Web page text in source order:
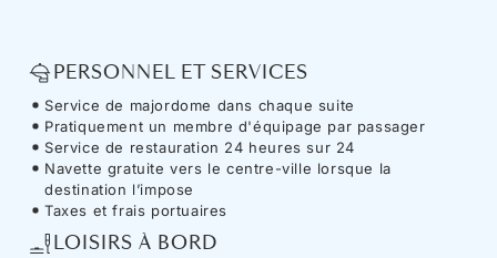
PERSONNEL ET SERVICES
Service de majordome dans chaque suite
Pratiquement un membre d'équipage par passager
Service de restauration 24 heures sur 24
Navette gratuite vers le centre-ville lorsque la
destination l’impose
Taxes et frais portuaires
LOISIRS À BORD